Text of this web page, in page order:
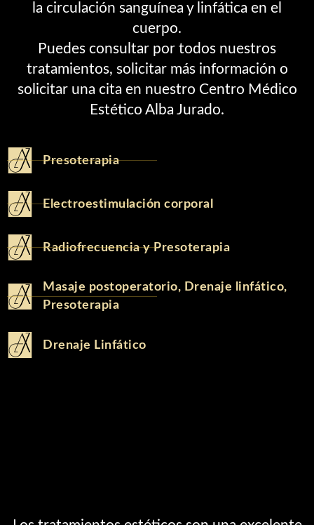
la circulación sanguínea y linfática en el
cuerpo.
Puedes consultar por todos nuestros
tratamientos, solicitar más información o
solicitar una cita en nuestro Centro Médico
Estético Alba Jurado.
Presoterapia
Electroestimulación corporal
Radiofrecuencia y Presoterapia
Masaje postoperatorio, Drenaje linfático,
Presoterapia
Drenaje Linfático